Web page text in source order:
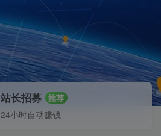
站长招募 推荐
24小时自动赚钱